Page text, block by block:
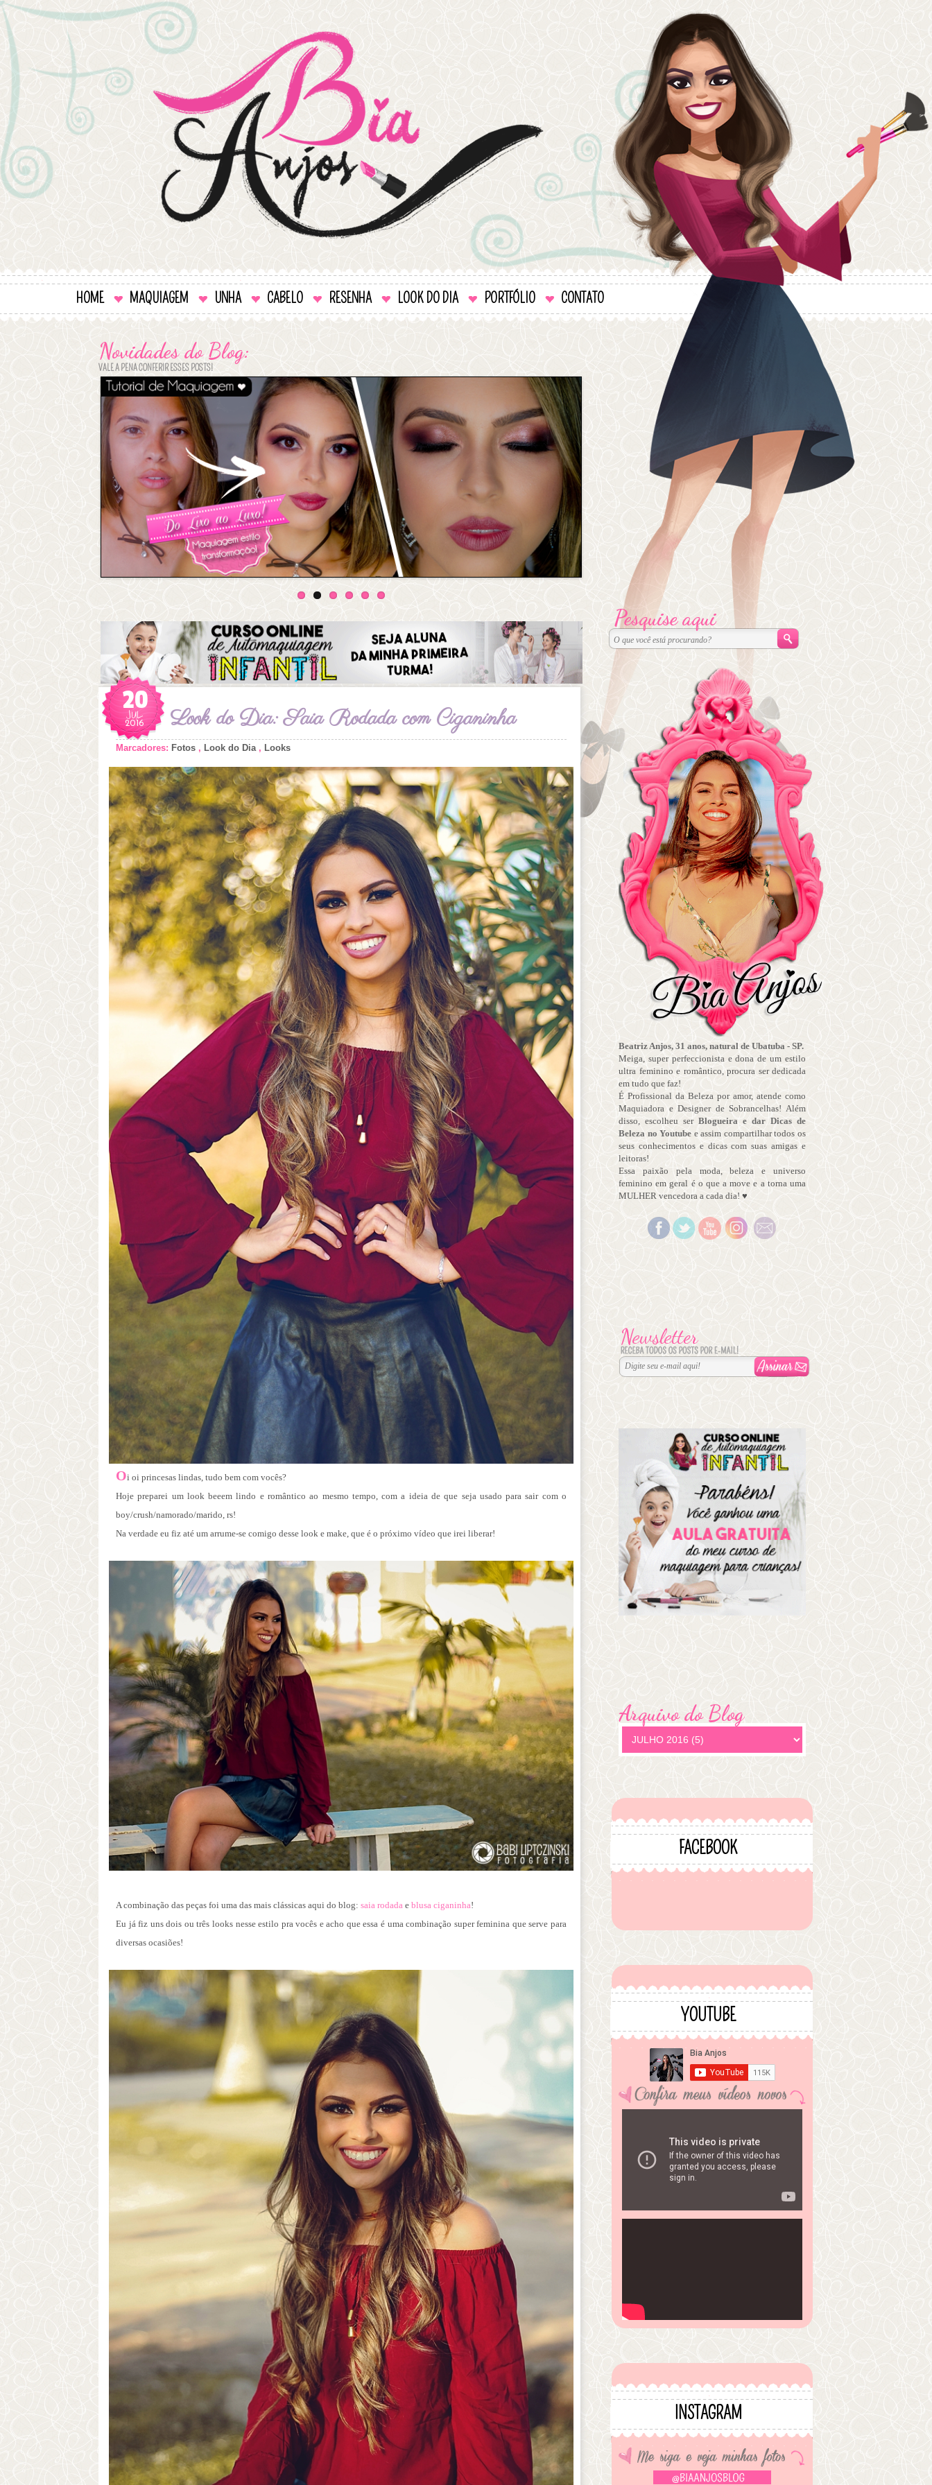
HOME MAQUIAGEM UNHA CABELO RESENHA LOOK DO DIA PORTFÓLIO CONTATO
Novidades do Blog:
VALE A PENA CONFERIR ESSES POSTS!
20
JUL
2016 Look do Dia: Saia Rodada com Ciganinha
Marcadores: Fotos , Look do Dia, Looks
Oi oi princesas lindas, tudo bem com vocês?
Hoje preparei um look beeem lindo e romântico ao mesmo tempo, com a ideia de que seja usado para sair com o
boy/crush/namorado/marido, rs!
Na verdade eu fiz até um arrume-se comigo desse look e make, que é o próximo vídeo que irei liberar!
A combinação das peças foi uma das mais clássicas aqui do blog: saia rodada e blusa ciganinha!
Eu já fiz uns dois ou três looks nesse estilo pra vocês e acho que essa é uma combinação super feminina que serve para
diversas ocasiões!
Pesquise aqui
Beatriz Anjos, 31 anos, natural de Ubatuba - SP.
Meiga, super perfeccionista e dona de um estilo
ultra feminino e romântico, procura ser dedicada
em tudo que faz!
É Profissional da Beleza por amor, atende como
Maquiadora e Designer de Sobrancelhas! Além
disso, escolheu ser Blogueira e dar Dicas de
Beleza no Youtube e assim compartilhar todos os
seus conhecimentos e dicas com suas amigas e
leitoras!
Essa paixão pela moda, beleza e universo
feminino em geral é o que a move e a torna uma
MULHER vencedora a cada dia! ♥
Arquivo do Blog
FACEBOOK
YOUTUBE
INSTAGRAM